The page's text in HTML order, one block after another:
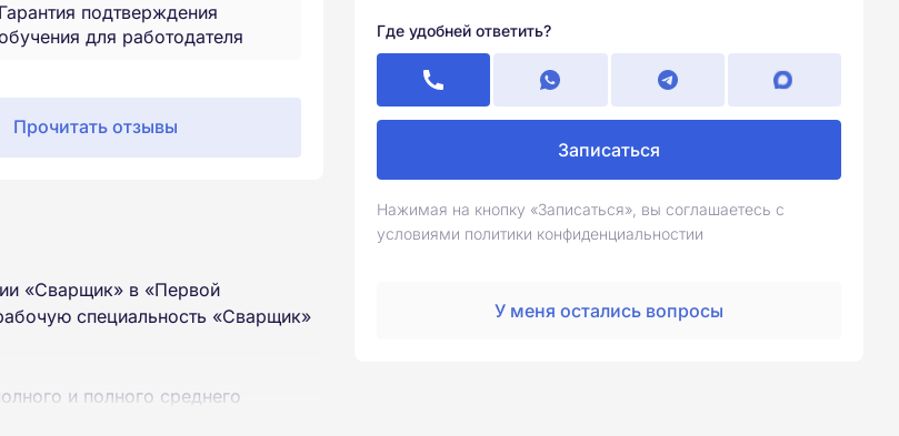
Гарантия подтверждения
для работодателя
Прочитать отзывы
«Сварщик» в «Первой
специальность «Сварщик»
и полного среднего
Где удобней ответить?
Записаться
Нажимая на кнопку «Записаться», вы соглашаетесь с
условиями политики конфиденциальностии
У меня остались вопросы